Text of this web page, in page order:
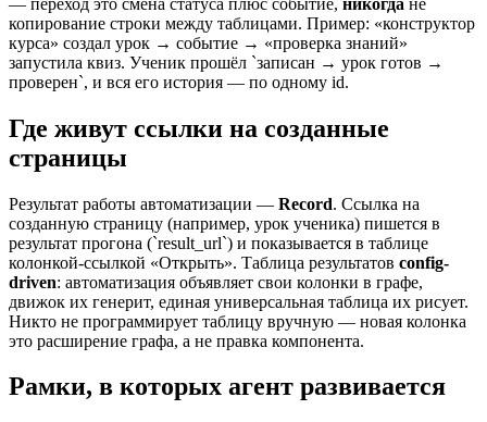
копирование строки между таблицами. Пример: «конструктор
курса» создал урок → событие → «проверка знаний»
запустила квиз. Ученик прошёл `записан → урок готов →
проверен`, и вся его история — по одному id.
Где живут ссылки на созданные
страницы
Результат работы автоматизации — Record. Ссылка на
созданную страницу (например, урок ученика) пишется в
результат прогона (`result_url`) и показывается в таблице
колонкой-ссылкой «Открыть». Таблица результатов config-
driven: автоматизация объявляет свои колонки в графе,
движок их генерит, единая универсальная таблица их рисует.
Никто не программирует таблицу вручную — новая колонка
это расширение графа, а не правка компонента.
Рамки, в которых агент развивается